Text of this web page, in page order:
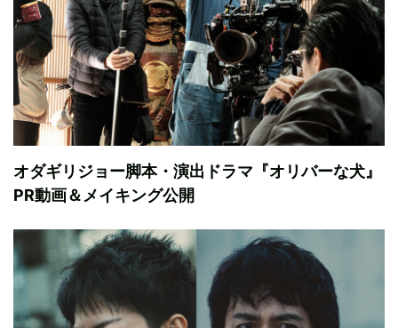
オダギリジョー脚本・演出ドラマ『オリバーな犬』
PR動画＆メイキング公開